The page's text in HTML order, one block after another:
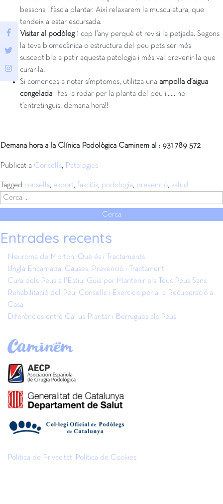
bessons i fàscia plantar. Així relaxarem la musculatura, que
tendeix a estar escursada.
Visitar al podòleg1 cop l’any perquè et revisi la petjada. Segons
la teva biomecànica o estructura del peu pots ser més
susceptible a patir aquesta patologia i més val prevenir-la que
curar-la!
Si comences a notar símptomes, utilitza una ampolla d’aigua
congelada i fes-la rodar per la planta del peu i…… no
t’entretinguis, demana hora!!
Demana hora a la Clínica Podològica Caminem al : 931 789 572
Publicat a Consells, Patologies
Tagged consells, esport, fascitis, podologia, prevenció, salud
Entrades recents
Neuroma de Morton: Què és i Tractaments
Ungla Encarnada: Causes, Prevenció i Tractament
Cura dels Peus a l’Estiu: Guia per Mantenir els Teus Peus Sans
Rehabilitació del Peu: Consells i Exercicis per a la Recuperació a
Casa
Diferències entre Callus Plantar i Berrugues als Peus
Política de Privacitat Política de Cookies